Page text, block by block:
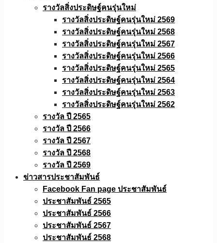
รางวัลสิ่งประดิษฐ์คนรุ่นใหม่
รางวัลสิ่งประดิษฐ์คนรุ่นใหม่ 2569
รางวัลสิ่งประดิษฐ์คนรุ่นใหม่ 2568
รางวัลสิ่งประดิษฐ์คนรุ่นใหม่ 2567
รางวัลสิ่งประดิษฐ์คนรุ่นใหม่ 2566
รางวัลสิ่งประดิษฐ์คนรุ่นใหม่ 2565
รางวัลสิ่งประดิษฐ์คนรุ่นใหม่ 2564
รางวัลสิ่งประดิษฐ์คนรุ่นใหม่ 2563
รางวัลสิ่งประดิษฐ์คนรุ่นใหม่ 2562
รางวัล ปี 2565
รางวัล ปี 2566
รางวัล ปี 2567
รางวัล ปี 2568
รางวัล ปี 2569
ข่าวสารประชาสัมพันธ์
Facebook Fan page ประชาสัมพันธ์
ประชาสัมพันธ์ 2565
ประชาสัมพันธ์ 2566
ประชาสัมพันธ์ 2567
ประชาสัมพันธ์ 2568